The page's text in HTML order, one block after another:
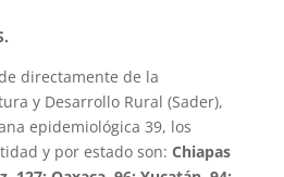
directamente de la
y Desarrollo Rural (Sader),
epidemiológica 39, los
y por estado son: Chiapas